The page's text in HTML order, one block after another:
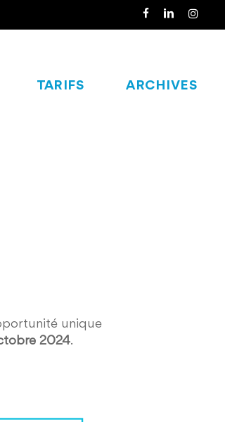
FACEBOOKLINKEDIN
TARIFS ARCHIVES
unique
2024.